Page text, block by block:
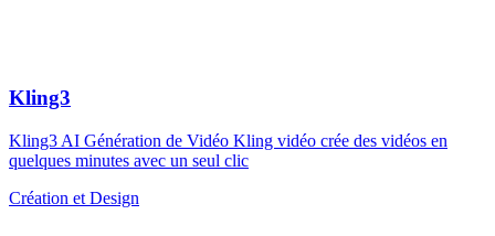
Kling3
Kling3 AI Génération de Vidéo Kling vidéo crée des vidéos en
quelques minutes avec un seul clic
Création et Design